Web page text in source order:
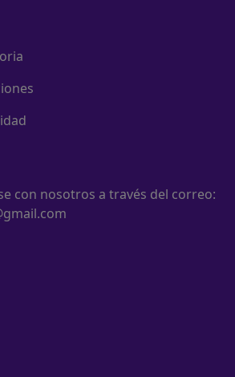
con nosotros a través del correo: